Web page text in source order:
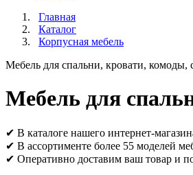
Главная
Каталог
Корпусная мебель
Мебель для спальни, кровати, комоды,
Мебель для
✔ В каталоге нашего интернет-
✔ В ассортименте более 55 моделей
✔ Оперативно доставим ваш товар и